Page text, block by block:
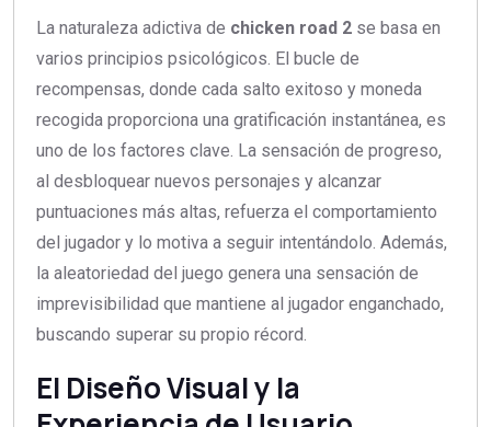
La naturaleza adictiva de chicken road 2 se basa en
varios principios psicológicos. El bucle de
recompensas, donde cada salto exitoso y moneda
recogida proporciona una gratificación instantánea, es
uno de los factores clave. La sensación de progreso,
al desbloquear nuevos personajes y alcanzar
puntuaciones más altas, refuerza el comportamiento
del jugador y lo motiva a seguir intentándolo. Además,
la aleatoriedad del juego genera una sensación de
imprevisibilidad que mantiene al jugador enganchado,
buscando superar su propio récord.
El Diseño Visual y la